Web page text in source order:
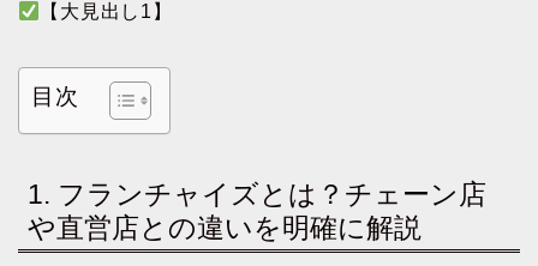
【大見出し1】
目次
1. フランチャイズとは？チェーン店
や直営店との違いを明確に解説